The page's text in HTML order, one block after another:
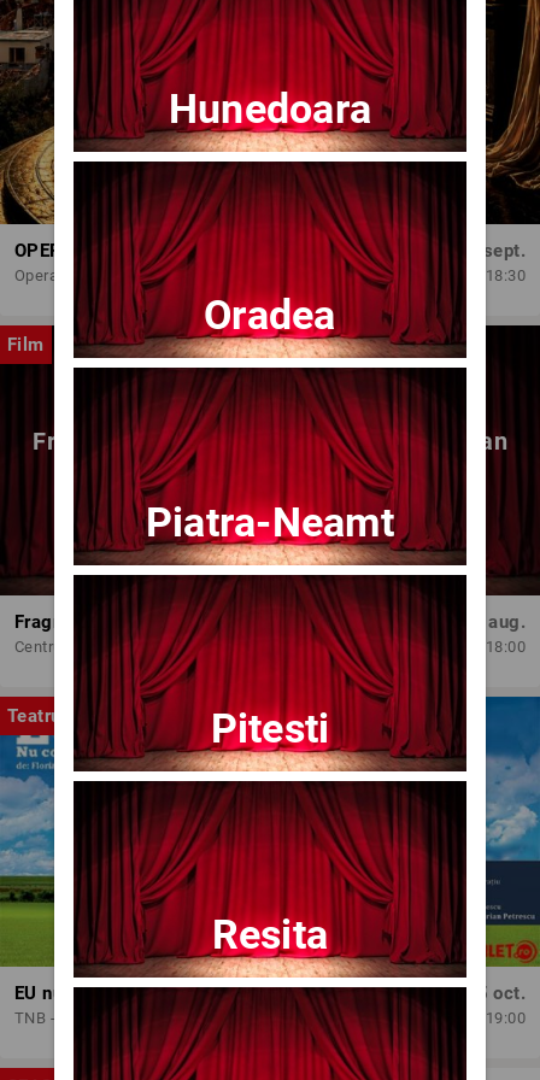
OPERA BRAȘOV ESTIVAL – DANCING SUMMER - SPECTACOL DE BALET
Opera Brasov
Dum, 6 sept.
18:30
Film
Fragmente dintr-un atelier – (regia Bogdan
Mureșanu) – AG
Fragmente dintr-un atelier – (regia Bogdan Mureșanu) – AG
Centrul Internațional de Artă Contemporană - Baia Turcească Iași
Dum, 30 aug.
18:00
Teatru
EU nu contez!
TNB - Sala Media
Lun, 5 oct.
19:00
Hunedoara
Oradea
Piatra-Neamt
Pitesti
Resita